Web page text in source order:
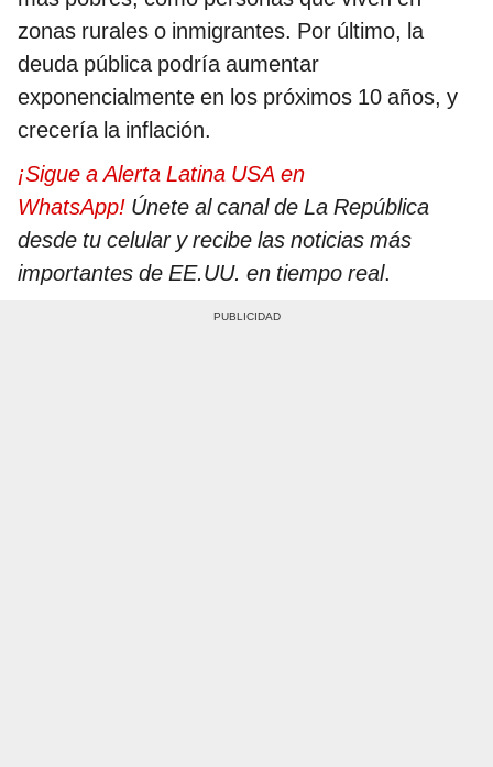
zonas rurales o inmigrantes. Por último, la
deuda pública podría aumentar
exponencialmente en los próximos 10 años, y
crecería la inflación.
¡Sigue a Alerta Latina USA en
WhatsApp! Únete al canal de La República
desde tu celular y recibe las noticias más
importantes de EE.UU. en tiempo real.